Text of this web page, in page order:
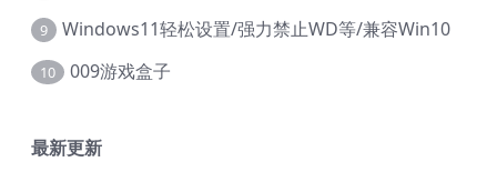
9 Windows11轻松设置/强力禁止WD等/兼容Win10
10 009游戏盒子
最新更新